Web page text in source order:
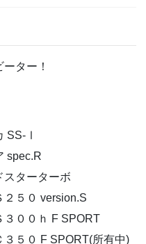
ター！
SS-Ⅰ
spec.R
スターターボ
２５０ version.S
３００ｈ F SPORT
３５０ F SPORT(所有中)